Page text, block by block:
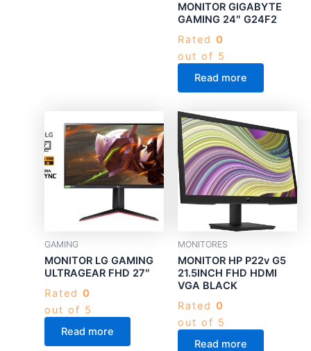
MONITOR GIGABYTE
GAMING 24″ G24F2
Rated 0
out of 5
Read more
GAMING
MONITOR LG GAMING
ULTRAGEAR FHD 27″
Rated 0
out of 5
Read more
MONITORES
MONITOR HP P22v G5
21.5INCH FHD HDMI
VGA BLACK
Rated 0
out of 5
Read more